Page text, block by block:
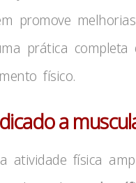
promove
prática
físico.
a
atividade física